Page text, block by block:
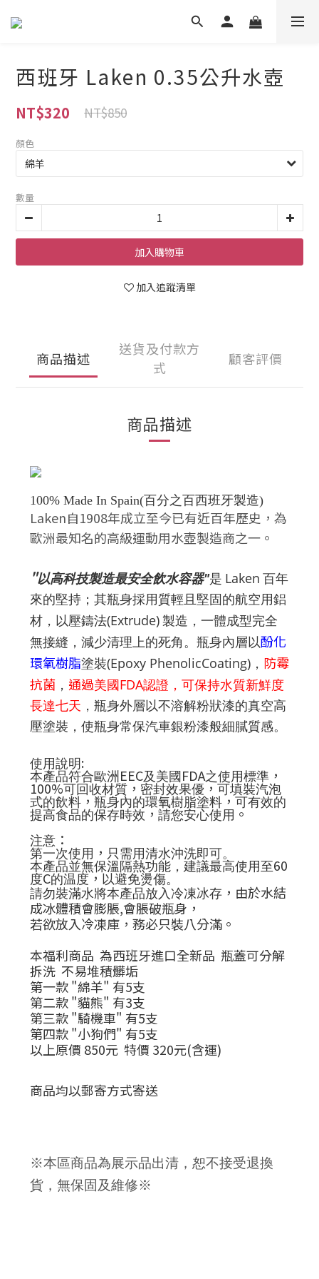
西班牙 Laken 0.35公升水壺
NT$320 NT$850
顏色
數量
加入購物車
加入追蹤清單
商品描述
送貨及付款方
式
顧客評價
商品描述
100% Made In Spain(百分之百西班牙製造)
Laken自1908年成立至今已有近百年歷史，為
歐洲最知名的高級運動用水壺製造商之一。
"以高科技製造最安全飲水容器"是 Laken 百年
來的堅持；其瓶身採用質輕且堅固的航空用鋁
材，以壓鑄法(Extrude) 製造，一體成型完全
無接縫，減少清理上的死角。瓶身內層以酚化
環氧樹脂塗裝(Epoxy PhenolicCoating) ， 防霉
抗菌 ， 通過美國FDA認證，可保持水質新鮮度
長達七天 ，瓶身外層以不溶解粉狀漆的真空高
壓塗裝， 使瓶身常保汽車銀粉漆般細膩質感。
使用說明:
本產品符合歐洲EEC及美國FDA之使用標準 ，
100%可回收材質 ， 密封效果優，可填裝汽泡
式的飲料，瓶身內的環氧樹脂塗料，可有效的
提高食品的保存時效 ，請您安心使用 。
注意 ：
第一次使用 ， 只需用清水沖洗即可。
本產品並無保溫隔熱功能，建議最高使用至60
度C的温度，以避免燙傷。
請勿裝滿水將本產品放入冷凍冰存 ，由於水結
成冰體積會膨脹,會脹破瓶身，
若欲放入冷凍庫，務必只裝八分滿。
本福利商品 為西班牙進口全新品 瓶蓋可分解
拆洗 不易堆積髒垢
第一款 "綿羊" 有5支
第二款 "貓熊" 有3支
第三款 "騎機車" 有5支
第四款 "小狗們" 有5支
以上原價 850元 特價 320元(含運)
商品均以郵寄方式寄送
※本區商品為展示品出清，恕不接受退換
貨 ， 無保固及維修※